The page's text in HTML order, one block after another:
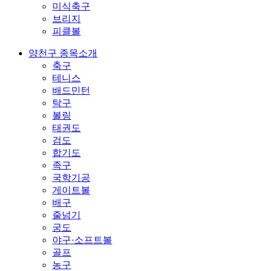
미식축구
브리지
피클볼
양천구 종목소개
축구
테니스
배드민턴
탁구
볼링
태권도
검도
합기도
족구
국학기공
게이트볼
배구
줄넘기
궁도
야구·소프트볼
골프
농구